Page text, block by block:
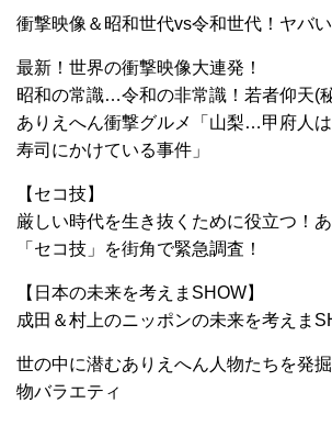
衝撃映像＆昭和世代vs令和世代！ヤバ
最新！世界の衝撃映像大連発！
昭和の常識…令和の非常識！若者仰天(
ありえへん衝撃グルメ「山梨…甲府人
寿司にかけている事件」
【セコ技】
厳しい時代を生き抜くために役立つ！
「セコ技」を街角で緊急調査！
【日本の未来を考えまSHOW】
成田＆村上のニッポンの未来を考えま
世の中に潜むありえへん人物たちを発
物バラエティ